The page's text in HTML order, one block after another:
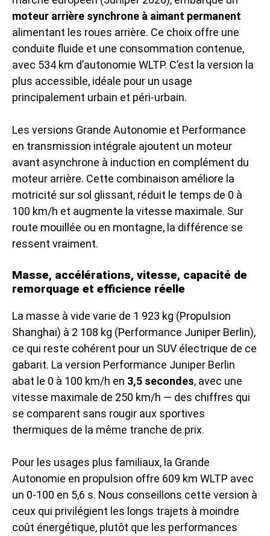
moteur arrière synchrone à aimant permanent
alimentant les roues arrière. Ce choix offre une
conduite fluide et une consommation contenue,
avec 534 km d’autonomie WLTP. C’est la version la
plus accessible, idéale pour un usage
principalement urbain et péri-urbain.
Les versions Grande Autonomie et Performance
en transmission intégrale ajoutent un moteur
avant asynchrone à induction en complément du
moteur arrière. Cette combinaison améliore la
motricité sur sol glissant, réduit le temps de 0 à
100 km/h et augmente la vitesse maximale. Sur
route mouillée ou en montagne, la différence se
ressent vraiment.
Masse, accélérations, vitesse, capacité de
remorquage et efficience réelle
La masse à vide varie de 1 923 kg (Propulsion
Shanghai) à 2 108 kg (Performance Juniper Berlin),
ce qui reste cohérent pour un SUV électrique de ce
gabarit. La version Performance Juniper Berlin
abat le 0 à 100 km/h en 3,5 secondes, avec une
vitesse maximale de 250 km/h — des chiffres qui
se comparent sans rougir aux sportives
thermiques de la même tranche de prix.
Pour les usages plus familiaux, la Grande
Autonomie en propulsion offre 609 km WLTP avec
un 0-100 en 5,6 s. Nous conseillons cette version à
ceux qui privilégient les longs trajets à moindre
coût énergétique, plutôt que les performances